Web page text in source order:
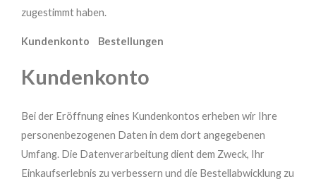
zugestimmt haben.
Kundenkonto Bestellungen
Kundenkonto
Bei der Eröffnung eines Kundenkontos erheben wir Ihre
personenbezogenen Daten in dem dort angegebenen
Umfang. Die Datenverarbeitung dient dem Zweck, Ihr
Einkaufserlebnis zu verbessern und die Bestellabwicklung zu